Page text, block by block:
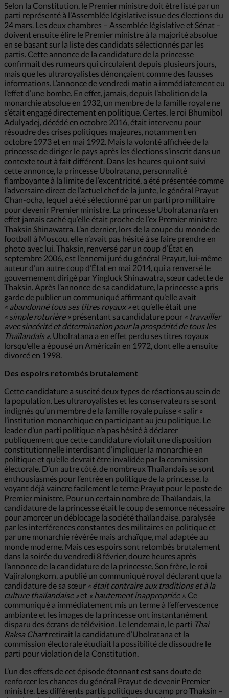
Selon la Constitution, le Premier ministre doit être listé par un
parti représenté à l’Assemblée législative issue des élections du
24 mars. Les deux chambres – Assemblée législative et Sénat –
doivent ensuite élire le Premier ministre à la majorité absolue
en se basant sur la liste des candidats sélectionnés par les
partis. Cette annonce de la candidature de la princesse
confirmait des rumeurs qui circulaient depuis plusieurs jours,
mais que les ultraroyalistes dénonçaient comme des fausses
informations. L’annonce de vendredi matin a immédiatement eu
l’effet d’une bombe. En effet, jamais, depuis l’abolition de la
monarchie absolue en 1932, un membre de la famille royale ne
s’était engagé directement en politique. Certes, le roi Bhumibol
Adulyadej, décédé en octobre 2016, était intervenu pour
résoudre des crises politiques majeures, notamment en
octobre 1973 et en mai 1992. Mais la volonté affichée de la
princesse de diriger le pays après les élections s’inscrit dans un
contexte tout à fait différent. Dans les heures qui ont suivi
cette annonce, la princesse Ubolratana, personnalité
flamboyante à la limite de l’excentricité, a été présentée comme
l’adversaire direct de l’actuel chef de la junte, le général Prayut
Chan-ocha, lequel a été sélectionné par un parti pro militaire
pour devenir Premier ministre. La princesse Ubolratana n’a en
effet jamais caché qu’elle était proche de l’ex Premier ministre
Thaksin Shinawatra. L’an dernier, lors de la coupe du monde de
football à Moscou, elle n’avait pas hésité à se faire prendre en
photo avec lui. Thaksin, renversé par un coup d’État en
septembre 2006, est l’ennemi juré du général Prayut, lui-même
auteur d’un autre coup d’État en mai 2014, qui a renversé le
gouvernement dirigé par Yingluck Shinawatra, sœur cadette de
Thaksin. Après l’annonce de sa candidature, la princesse a pris
garde de publier un communiqué affirmant qu’elle avait
« abandonné tous ses titres royaux »et qu’elle était une
« simple roturière » présentant sa candidature pour « travailler
avec sincérité et détermination pour la prospérité de tous les
Thaïlandais ». Ubolratana a en effet perdu ses titres royaux
lorsqu’elle a épousé un Américain en 1972, dont elle a ensuite
divorcé en 1998.
Des espoirs retombés brutalement
Cette candidature a suscité deux types de réactions au sein de
la population. Les ultraroyalistes et les conservateurs se sont
indignés qu’un membre de la famille royale puisse « salir »
l’institution monarchique en participant au jeu politique. Le
leader d’un parti politique n’a pas hésité à déclarer
publiquement que cette candidature violait une disposition
constitutionnelle interdisant d’impliquer la monarchie en
politique et qu’elle devrait être invalidée par la commission
électorale. D’un autre côté, de nombreux Thaïlandais se sont
enthousiasmés pour l’entrée en politique de la princesse, la
voyant déjà vaincre facilement le terne Prayut pour le poste de
Premier ministre. Pour un certain nombre de Thaïlandais, la
candidature de la princesse était le coup de semonce nécessaire
pour amorcer un déblocage la société thaïlandaise, paralysée
par les interférences constantes des militaires en politique et
par une monarchie révérée mais archaïque, mal adaptée au
monde moderne. Mais ces espoirs sont retombés brutalement
dans la soirée du vendredi 8 février, douze heures après
l’annonce de la candidature de la princesse. Son frère, le roi
Vajiralongkorn, a publié un communiqué royal déclarant que la
candidature de sa sœur « était contraire aux traditions et à la
culture thaïlandaise »et « hautement inappropriée ». Ce
communiqué a immédiatement mis un terme à l’effervescence
ambiante et les images de la princesse ont instantanément
disparu des écrans de télévision. Le lendemain, le parti Thai
Raksa Chartretirait la candidature d’Ubolratana et la
commission électorale étudiait la possibilité de dissoudre le
parti pour violation de la Constitution.
L’un des effets de cet épisode étonnant est sans doute de
renforcer les chances du général Prayut de devenir Premier
ministre. Les différents partis politiques du camp pro Thaksin –